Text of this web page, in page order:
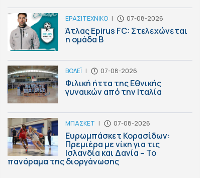
ΕΡΑΣΙΤΕΧΝΙΚΟ | 07-08-2026
Άτλας Epirus FC: Στελεχώνεται
η ομάδα B
ΒΟΛΕΪ | 07-08-2026
Φιλική ήττα της Εθνικής
γυναικών από την Ιταλία
ΜΠΑΣΚΕΤ | 07-08-2026
Ευρωμπάσκετ Κορασίδων:
Πρεμιέρα με νίκη για τις
Ισλανδία και Δανία – Το
πανόραμα της διοργάνωσης